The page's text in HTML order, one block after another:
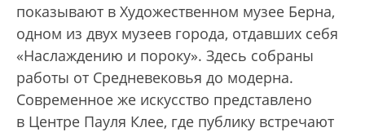
показывают в Художественном музее Берна,
одном из двух музеев города, отдавших себя
«Наслаждению и пороку». Здесь собраны
работы от Средневековья до модерна.
Современное же искусство представлено
в Центре Пауля Клее, где публику встречают